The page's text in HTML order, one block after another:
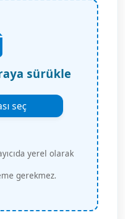
sürükle
seç
yerel olarak
gerekmez.